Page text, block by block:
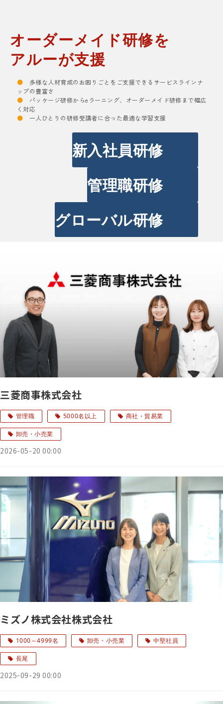
オーダーメイド研修を
アルーが支援
● 多様な人材育成のお困りごとをご支援できるサービスラインナ
ップの豊富さ
● パッケージ研修からeラーニング、オーダーメイド研修まで幅広
く対応
● 一人ひとりの研修受講者に合った最適な学習支援
新入社員研修
管理職研修
グローバル研修
三菱商事株式会社
管理職 5000名以上 商社・貿易業
卸売・小売業
2026-05-20 00:00
ミズノ株式会社株式会社
1000～4999名 卸売・小売業 中堅社員
長尾
2025-09-29 00:00